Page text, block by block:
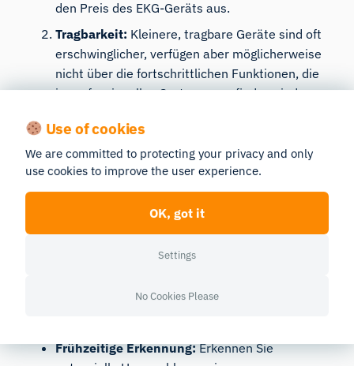
den Preis des EKG-Geräts aus.
Tragbarkeit: Kleinere, tragbare Geräte sind oft
erschwinglicher, verfügen aber möglicherweise
nicht über die fortschrittlichen Funktionen, die
in professionellen Systemen zu finden sind.
den klinischen Einsatz sind in der Regel teurer,
da sie präziser sind und zusätzliche Funktionen
bieten.
können aufgrund ihrer Zuverlässigkeit und ihres
Frühzeitige Erkennung:Erkennen Sie
Use of cookies
We are committed to protecting your privacy and only
use cookies to improve the user experience.
OK, got it
Settings
No Cookies Please